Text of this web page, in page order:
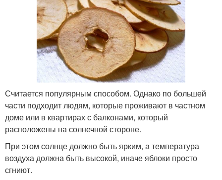
Считается популярным способом. Однако по большей
части подходит людям, которые проживают в частном
доме или в квартирах с балконами, который
расположены на солнечной стороне.
При этом солнце должно быть ярким, а температура
воздуха должна быть высокой, иначе яблоки просто
сгниют.